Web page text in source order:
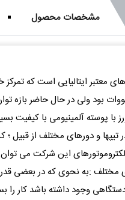
مشخصات محصول
معتبر ایتالیایی است که تمرکز
با پوسته آلمینیومی با
این شرکت می توان
وجود داشته باشد کار را